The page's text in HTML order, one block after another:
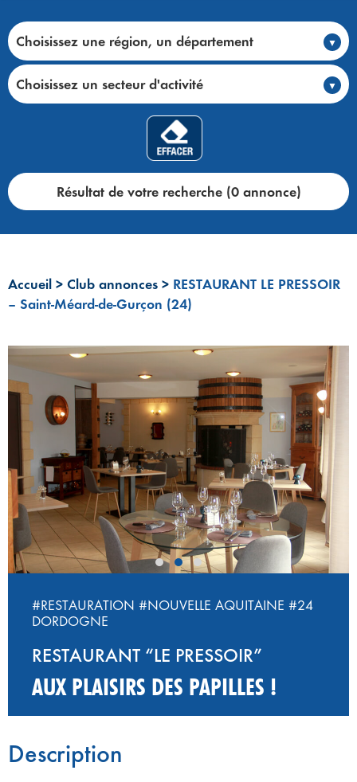
Choisissez une région, un département
Choisissez un secteur d'activité
Résultat de votre recherche (0 annonce)
Accueil > Club annonces > RESTAURANT LE PRESSOIR
– Saint-Méard-de-Gurçon (24)
#RESTAURATION #NOUVELLE AQUITAINE #24
DORDOGNE
RESTAURANT “LE PRESSOIR”
AUX PLAISIRS DES PAPILLES !
Description